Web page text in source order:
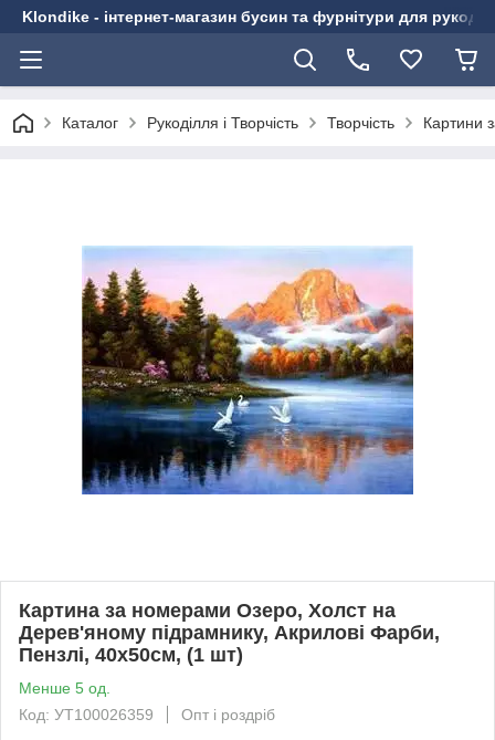
Klondike - інтернет-магазин бусин та фурнітури для
Каталог Рукоділля і Творчість Творчість Картини
Картина за номерами Озеро, Холст на
Дерев'яному підрамнику, Акрилові Фарби,
Пензлі, 40х50см, (1 шт)
Менше 5 од.
Код: УТ100026359
Опт і роздріб